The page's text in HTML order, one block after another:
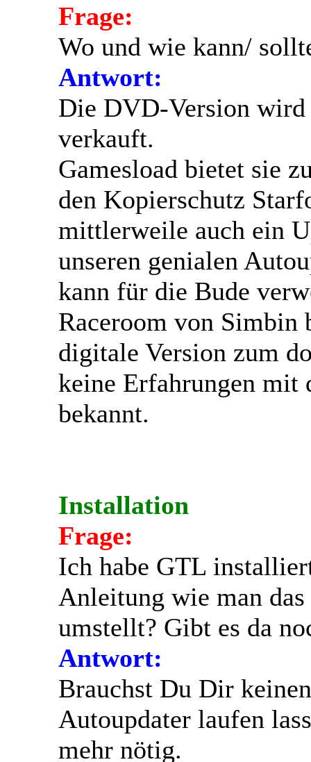
Frage:
Wo und wie kann/
Antwort:
Die DVD-Version wird
verkauft.
Gamesload bietet sie
den Kopierschutz
mittlerweile auch ein
unseren genialen
kann für die Bude
Raceroom von Simbin
digitale Version zum
keine Erfahrungen mit
bekannt.
Installation
Frage:
Ich habe GTL
Anleitung wie man
umstellt? Gibt es da
Antwort:
Brauchst Du Dir
Autoupdater laufen
mehr nötig.